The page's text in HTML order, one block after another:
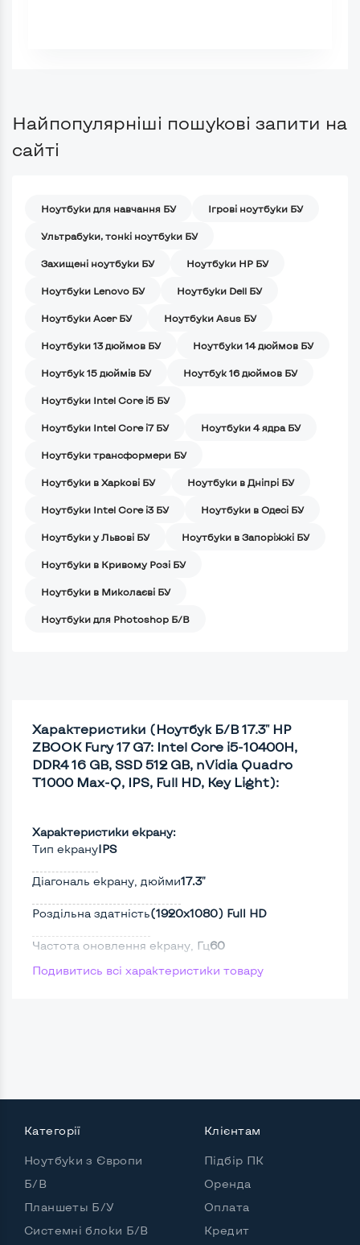
Найпопулярніші пошукові запити на
сайті
Ноутбуки для навчання БУ Iгрові ноутбуки БУ
Ультрабуки, тонкі ноутбуки БУ
Захищені ноутбуки БУ Ноутбуки HP БУ
Ноутбуки Lenovo БУ Ноутбуки Dell БУ
Ноутбуки Acer БУ Ноутбуки Asus БУ
Ноутбуки 13 дюймов БУ Ноутбуки 14 дюймов БУ
Ноутбук 15 дюймів БУ Ноутбук 16 дюймов БУ
Ноутбуки Intel Core i5 БУ
Ноутбуки Intel Core i7 БУ Ноутбуки 4 ядра БУ
Ноутбуки трансформери БУ
Ноутбуки в Харкові БУ Ноутбуки в Дніпрі БУ
Ноутбуки Intel Core i3 БУ Ноутбуки в Одесі БУ
Ноутбуки у Львові БУ Ноутбуки в Запоріжжі БУ
Ноутбуки в Кривому Розі БУ
Ноутбуки в Миколаєві БУ
Ноутбуки для Photoshop Б/В
Характеристики (Ноутбук Б/В 17.3" HP
ZBOOK Fury 17 G7: Intel Core i5-10400H,
DDR4 16 GB, SSD 512 GB, nVidia Quadro
T1000 Max-Q, IPS, Full HD, Key Light):
Характеристики екрану:
Тип екрануIPS
Діагональ екрану, дюйми17.3"
Роздільна здатність(1920х1080) Full HD
Частота оновлення екрану, Гц60
Full HDТак
ПроцесорIntel Core i5-10400H
Частота процесора (базова-максимальна)
Подивитись всі характеристики товару
Категорії
Ноутбуки з Європи
Б/В
Планшеты Б/У
Системні блоки Б/В
Клієнтам
Підбір ПК
Оренда
Оплата
Кредит